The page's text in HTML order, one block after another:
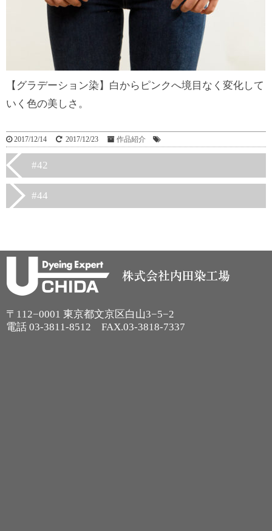
【グラデーション染】白からピンクへ境目なく変化して
いく色の美しさ。
2017/12/14 2017/12/23 作品紹介
#42
#44
〒112−0001 東京都文京区白山3−5−2
電話 03-3811-8512 FAX.03-3818-7337